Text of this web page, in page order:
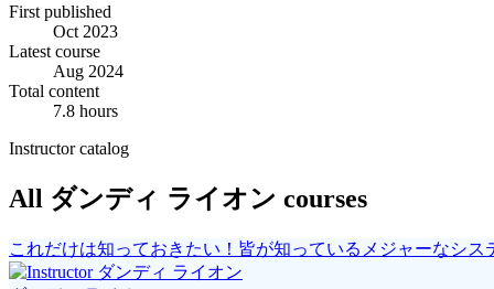
First published
Oct 2023
Latest course
Aug 2024
Total content
7.8 hours
Instructor catalog
All ダンディ ライオン courses
これだけは知っておきたい！皆が知っているメジャーなシス